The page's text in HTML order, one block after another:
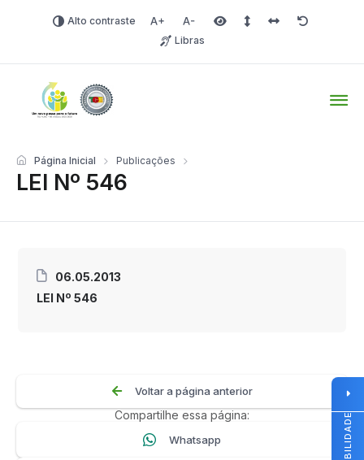
Alto contraste Aumentar fonte
Diminuir fonteÁrea selecionada
Espaçamento de linha
Espaço dos
Redefinir
Libras
LEI Nº 546
Página Inicial Publicações
06.05.2013
LEI Nº 546
Voltar a página anterior
Compartilhe essa página:
Whatsapp